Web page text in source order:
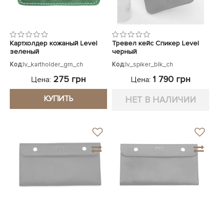
Картхолдер кожаный Level
зеленый
Код:lv_kartholder_grn_ch
Цена: 275 грн
КУПИТЬ
Тревел кейс Спикер Level
черный
Код:lv_spiker_blk_ch
Цена: 1 790 грн
НЕТ В НАЛИЧИИ